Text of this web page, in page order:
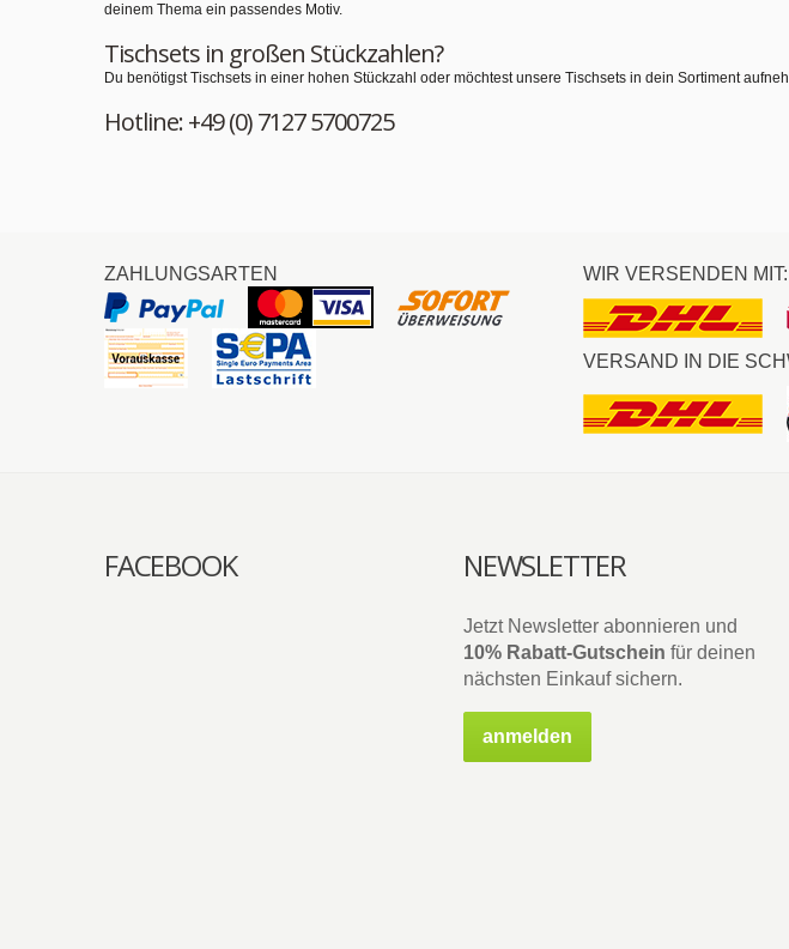
deinem Thema ein passendes Motiv.
Tischsets in großen Stückzahlen?
Du benötigst Tischsets in einer hohen Stückzahl oder möchtest unsere Tischsets in dein Sortiment
Hotline: +49 (0) 7127 5700725
ZAHLUNGSARTEN WIR VERSENDEN MIT:
VERSAND IN DIE
FACEBOOK NEWSLETTER
Jetzt Newsletter abonnieren und
10% Rabatt-Gutschein für deinen
nächsten Einkauf sichern.
anmelden